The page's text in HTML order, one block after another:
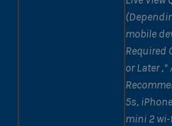
mobile
Required
or Later ,*
5s,
mini 2